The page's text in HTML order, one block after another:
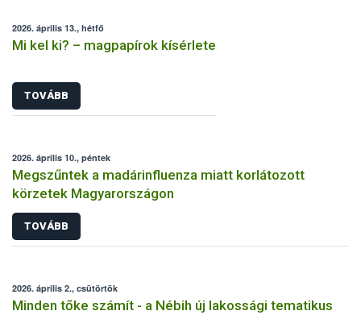
2026. április 13., hétfő
Mi kel ki? – magpapírok kísérlete
TOVÁBB
2026. április 10., péntek
Megszűntek a madárinfluenza miatt korlátozott
körzetek Magyarországon
TOVÁBB
2026. április 2., csütörtök
Minden tőke számít - a Nébih új lakossági tematikus